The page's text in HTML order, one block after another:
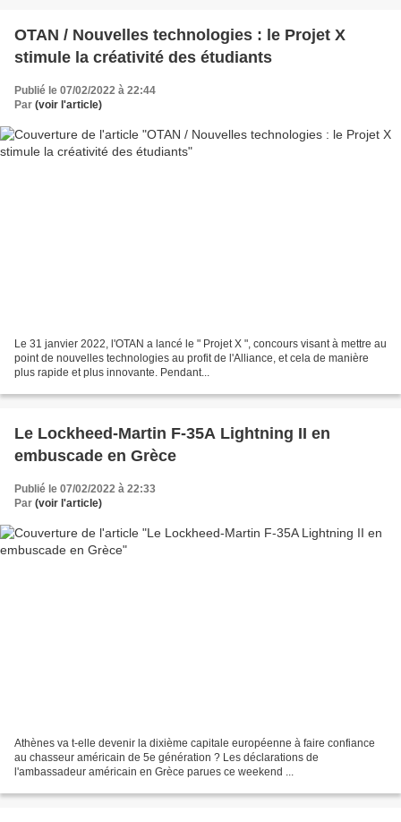
OTAN / Nouvelles technologies : le Projet X
stimule la créativité des étudiants
Publié le 07/02/2022 à 22:44
Par (voir l'article)
Le 31 janvier 2022, l'OTAN a lancé le " Projet X ", concours visant à mettre au
point de nouvelles technologies au profit de l'Alliance, et cela de manière
plus rapide et plus innovante. Pendant...
Le Lockheed-Martin F-35A Lightning II en
embuscade en Grèce
Publié le 07/02/2022 à 22:33
Par (voir l'article)
Athènes va t-elle devenir la dixième capitale européenne à faire confiance
au chasseur américain de 5e génération ? Les déclarations de
l'ambassadeur américain en Grèce parues ce weekend ...